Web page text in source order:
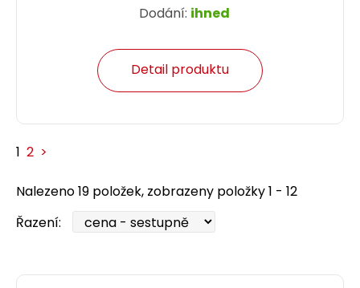
Dodání: ihned
Detail produktu
1 2 >
Nalezeno 19 položek, zobrazeny položky 1 - 12
Řazení: